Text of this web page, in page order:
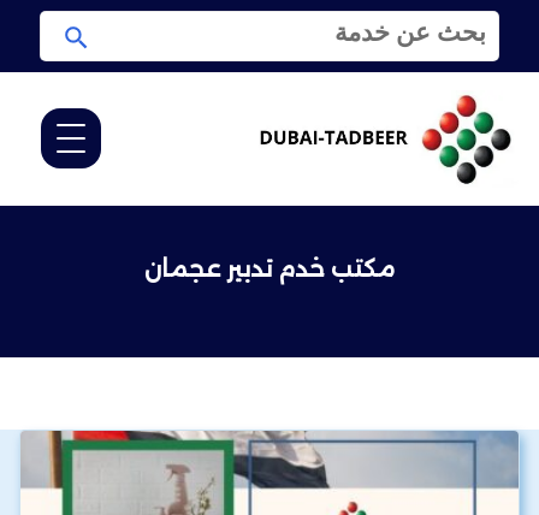
ب
ث
ع
:
ب
ح
ث
مكتب خدم تدبير عجمان